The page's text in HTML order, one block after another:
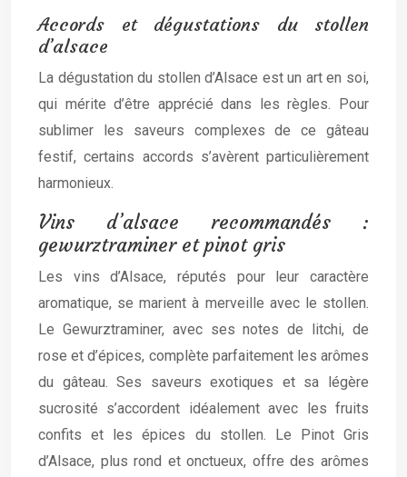
Accords et dégustations du stollen
d’alsace
La dégustation du stollen d’Alsace est un art en soi,
qui mérite d’être apprécié dans les règles. Pour
sublimer les saveurs complexes de ce gâteau
festif, certains accords s’avèrent particulièrement
harmonieux.
Vins d’alsace recommandés :
gewurztraminer et pinot gris
Les vins d’Alsace, réputés pour leur caractère
aromatique, se marient à merveille avec le stollen.
Le Gewurztraminer, avec ses notes de litchi, de
rose et d’épices, complète parfaitement les arômes
du gâteau. Ses saveurs exotiques et sa légère
sucrosité s’accordent idéalement avec les fruits
confits et les épices du stollen. Le Pinot Gris
d’Alsace, plus rond et onctueux, offre des arômes